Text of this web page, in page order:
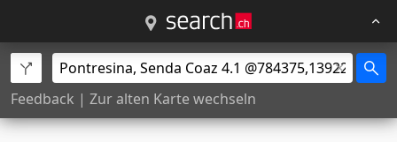
Feedback | Zur alten Karte wechseln